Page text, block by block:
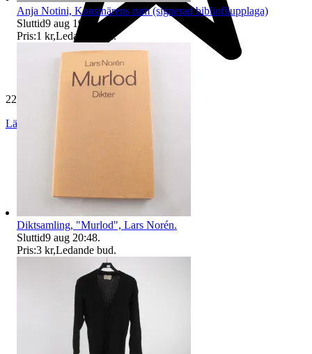
229 394 omdömen
Läs omdömen
Anja Notini, Konstnärens rum (signerad bibliofilupplaga)
Sluttid9 aug 19:28 .
Pris:1 kr,Ledande bud.
Diktsamling, "Murlod", Lars Norén.
Sluttid9 aug 20:48.
Pris:3 kr,Ledande bud.